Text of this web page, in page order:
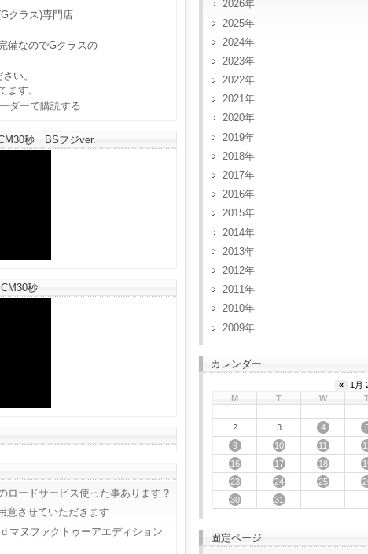
クラス)専門店
備なのでGクラスの
い。
ます。
秒 BSフジver.
秒
ロードサービス使った事あります？
意させていただきます
マヌファクトゥーアエディション
2026
2025
2024
2023
2022
2021
2020
2019
2018
2017
2016
2015
2014
2013
2012
2011
2010
2009
カレンダー
«
1月
M
T W
2 3 4
9
10 11
16
17 18
23
24 25
30
31
固定ページ